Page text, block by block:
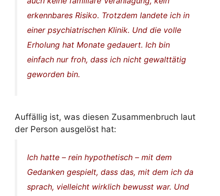
erkennbares Risiko. Trotzdem landete ich in
einer psychiatrischen Klinik. Und die volle
Erholung hat Monate gedauert. Ich bin
einfach nur froh, dass ich nicht gewalttätig
geworden bin.
Auffällig ist, was diesen Zusammenbruch laut
der Person ausgelöst hat:
Ich hatte – rein hypothetisch – mit dem
Gedanken gespielt, dass das, mit dem ich da
sprach, vielleicht wirklich bewusst war. Und